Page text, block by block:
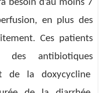
besoin d’au moins 7
en plus des
Ces patients
des antibiotiques
de la doxycycline